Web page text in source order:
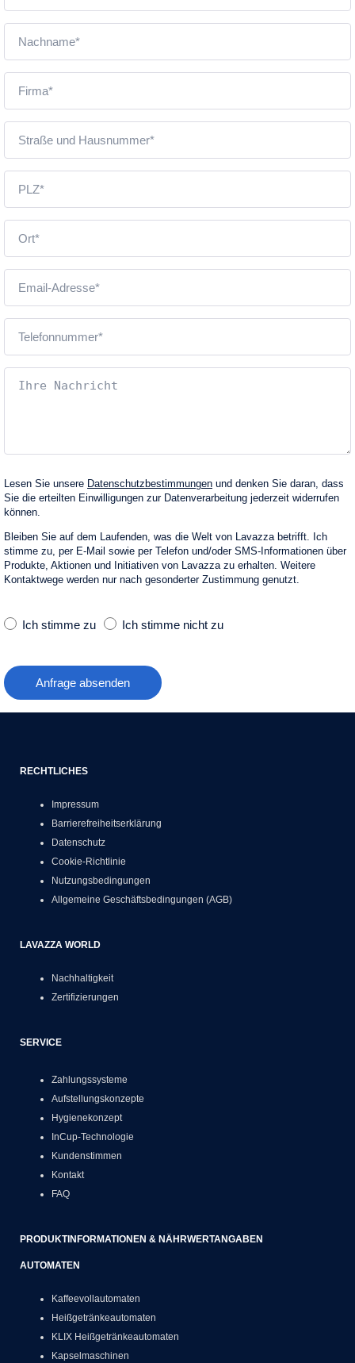
Lesen Sie unsere Datenschutzbestimmungen und denken Sie daran, dass
Sie die erteilten Einwilligungen zur Datenverarbeitung jederzeit widerrufen
können.
Bleiben Sie auf dem Laufenden, was die Welt von Lavazza betrifft. Ich
stimme zu, per E‑Mail sowie per Telefon und/oder SMS-Informationen über
Produkte, Aktionen und Initiativen von Lavazza zu erhalten. Weitere
Kontaktwege werden nur nach gesonderter Zustimmung genutzt.
Ich stimme zu Ich stimme nicht zu
Anfrage absenden
RECHTLICHES
Impressum
Barrierefreiheitserklärung
Datenschutz
Cookie-Richtlinie
Nutzungsbedingungen
Allgemeine Geschäftsbedingungen (AGB)
LAVAZZA WORLD
Nachhaltigkeit
Zertifizierungen
SERVICE
Zahlungssysteme
Aufstellungskonzepte
Hygienekonzept
InCup-Technologie
Kundenstimmen
Kontakt
FAQ
PRODUKTINFORMATIONEN & NÄHRWERTANGABEN
AUTOMATEN
Kaffeevollautomaten
Heißgetränkeautomaten
KLIX Heißgetränkeautomaten
Kapselmaschinen